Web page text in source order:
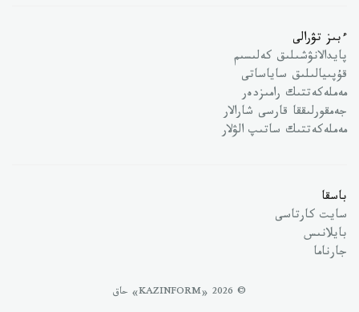
ءبىز تۋرالى
پايدالانۋشىلىق كەلىسىم
قۇپىيالىلىق ساياساتى
مەملەكەتتىك رامىزدەر
جەمقورلىققا قارسى شارالار
مەملەكەتتىك ساتىپ الۋلار
باسقا
سايت كارتاسى
بايلانىس
جارناما
© 2026 «KAZINFORM» حاق